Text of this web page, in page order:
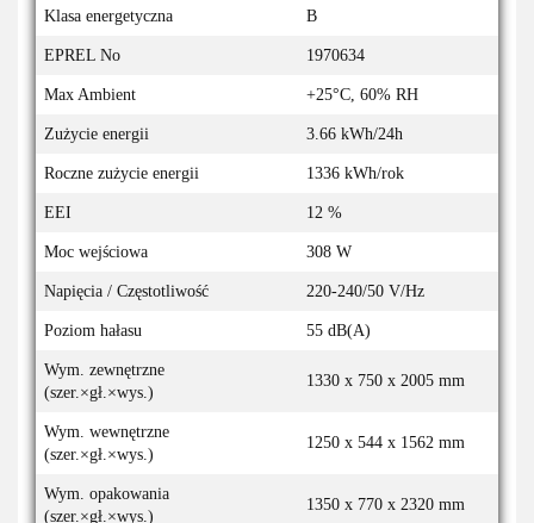
Klasa energetyczna B
EPREL No 1970634
Max Ambient +25°C, 60% RH
Zużycie energii 3.66 kWh/24h
Roczne zużycie energii 1336 kWh/rok
EEI 12 %
Moc wejściowa 308 W
Napięcia / Częstotliwość 220-240/50 V/Hz
Poziom hałasu 55 dB(A)
Wym. zewnętrzne
(szer.×gł.×wys.)
1330 x 750 x 2005 mm
Wym. wewnętrzne
(szer.×gł.×wys.)
1250 x 544 x 1562 mm
Wym. opakowania
(szer.×gł.×wys.)
1350 x 770 x 2320 mm